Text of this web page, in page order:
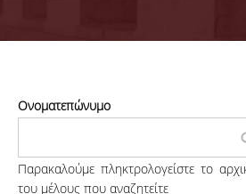
Ονοματεπώνυμο
Παρακαλούμε πληκτρολογείστε το
του μέλους που αναζητείτε